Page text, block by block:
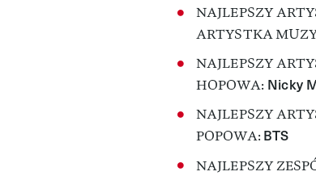
NAJLEPSZY
ARTYSTKA
NAJLEPSZY
HOPOWA: Nicky
NAJLEPSZY
POPOWA: BTS
NAJLEPSZY